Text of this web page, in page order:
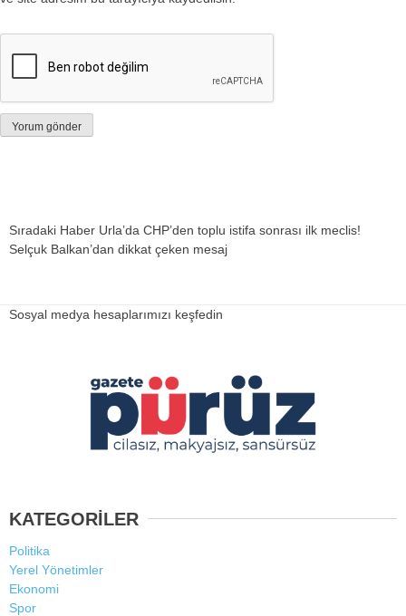
Sıradaki Haber Urla’da CHP’den toplu istifa sonrası ilk meclis!
Selçuk Balkan’dan dikkat çeken mesaj
Sosyal medya hesaplarımızı keşfedin
KATEGORİLER
Politika
Yerel Yönetimler
Ekonomi
Spor